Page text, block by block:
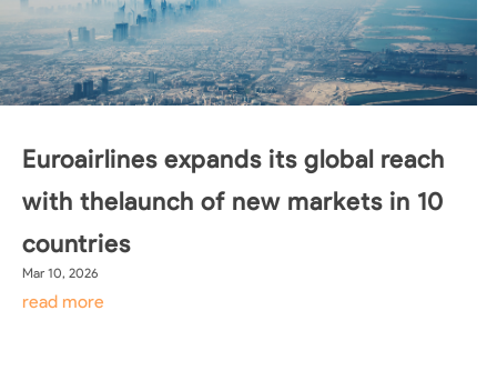
Euroairlines expands its global reach
with thelaunch of new markets in 10
countries
Mar 10, 2026
read more